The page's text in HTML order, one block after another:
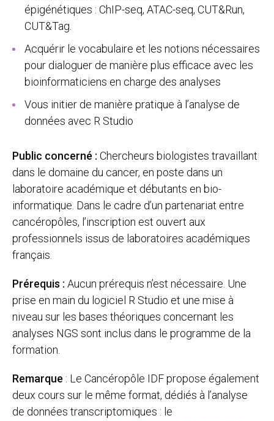
épigénétiques : ChIP-seq, ATAC-seq, CUT&Run,
CUT&Tag.
Acquérir le vocabulaire et les notions nécessaires
pour dialoguer de manière plus efficace avec les
bioinformaticiens en charge des analyses
Vous initier de manière pratique à l’analyse de
données avec R Studio
Public concerné : Chercheurs biologistes travaillant
dans le domaine du cancer, en poste dans un
laboratoire académique et débutants en bio-
informatique. Dans le cadre d’un partenariat entre
cancéropôles, l’inscription est ouvert aux
professionnels issus de laboratoires académiques
français.
Prérequis : Aucun prérequis n’est nécessaire. Une
prise en main du logiciel R Studio et une mise à
niveau sur les bases théoriques concernant les
analyses NGS sont inclus dans le programme de la
formation.
Remarque : Le Cancéropôle IDF propose également
deux cours sur le même format, dédiés à l’analyse
de données transcriptomiques : le